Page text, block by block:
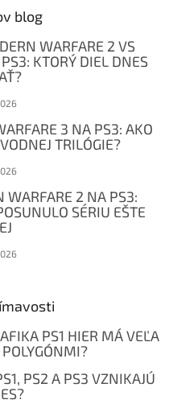
blog
WARFARE 2 VS
KTORÝ DIEL DNES
3 NA PS3: AKO
TRILÓGIE?
WARFARE 2 NA PS3:
SÉRIU EŠTE
PS1 HIER MÁ VEĽA
PS2 A PS3 VZNIKAJÚ